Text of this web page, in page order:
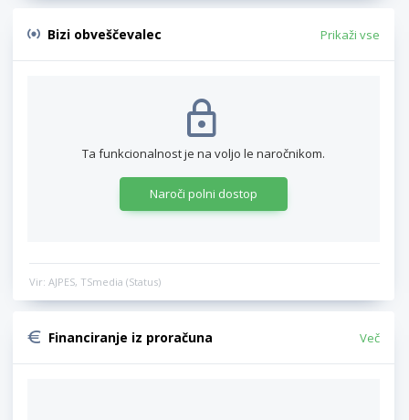
Bizi obveščevalec Prikaži vse
Ta funkcionalnost je na voljo le naročnikom.
Naroči polni dostop
Vir: AJPES, TSmedia (Status)
Financiranje iz proračuna Več